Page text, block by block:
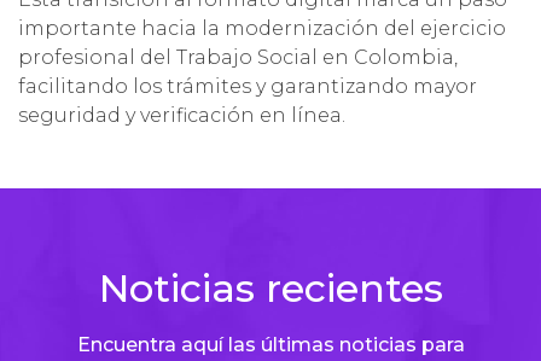
importante hacia la modernización del ejercicio
profesional del Trabajo Social en Colombia,
facilitando los trámites y garantizando mayor
seguridad y verificación en línea.
Noticias recientes
Encuentra aquí las últimas noticias para